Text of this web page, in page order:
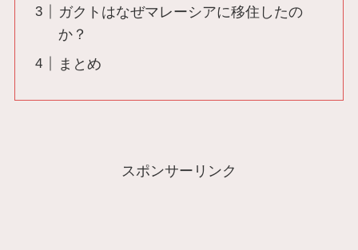
ガクトはなぜマレーシアに移住したの
か？
まとめ
スポンサーリンク